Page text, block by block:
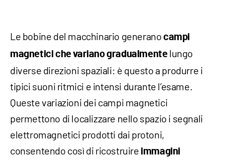
Le bobine del macchinario generano campi
magnetici che variano gradualmentelungo
diverse direzioni spaziali: è questo a produrre i
tipici suoni ritmici e intensi durante l’esame.
Queste variazioni dei campi magnetici
permettono di localizzare nello spazio i segnali
elettromagnetici prodotti dai protoni,
consentendo così di ricostruire immagini